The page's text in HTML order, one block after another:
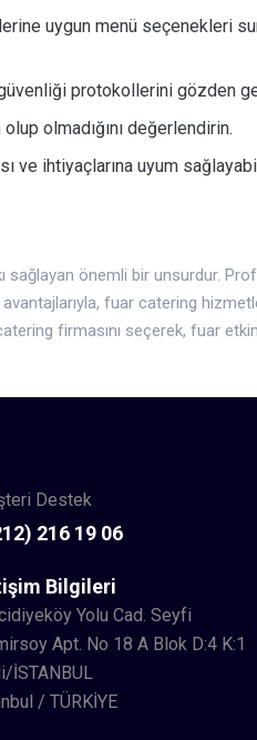
uygun menü seçenekleri
güvenliği protokollerini gözden
olmadığını değerlendirin.
ve ihtiyaçlarına uyum
sağlayan önemli bir unsurdur.
fuar catering
firmasını seçerek, fuar
Destek
216 19 06
Bilgileri
Yolu Cad. Seyfi
Apt. No 18 A Blok D:4 K:1
İSTANBUL
/ TÜRKİYE